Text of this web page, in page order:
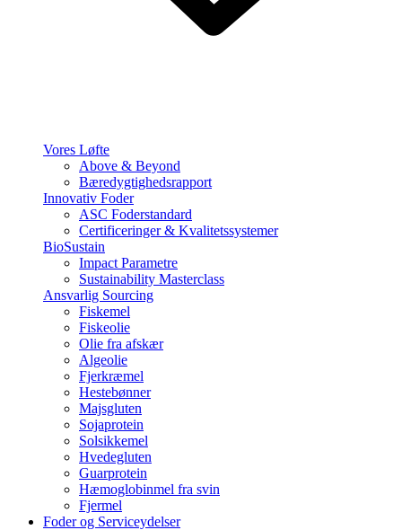
Vores Løfte
Above & Beyond
Bæredygtighedsrapport
Innovativ Foder
ASC Foderstandard
Certificeringer & Kvalitetssystemer
BioSustain
Impact Parametre
Sustainability Masterclass
Ansvarlig Sourcing
Fiskemel
Fiskeolie
Olie fra afskær
Algeolie
Fjerkræmel
Hestebønner
Majsgluten
Sojaprotein
Solsikkemel
Hvedegluten
Guarprotein
Hæmoglobinmel fra svin
Fjermel
Foder og Serviceydelser